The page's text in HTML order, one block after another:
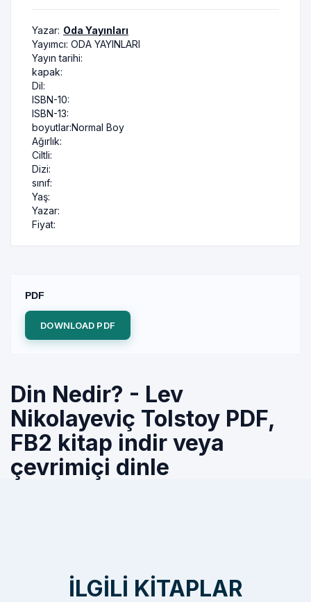
Yazar: Oda Yayınları
Yayımcı: ODA YAYINLARI
Yayın tarihi:
kapak:
Dil:
ISBN-10:
ISBN-13:
boyutlar:Normal Boy
Ağırlık:
Ciltli:
Dizi:
sınıf:
Yaş:
Yazar:
Fiyat:
PDF
DOWNLOAD PDF
Din Nedir? - Lev
Nikolayeviç Tolstoy PDF,
FB2 kitap indir veya
çevrimiçi dinle
İLGILI KITAPLAR